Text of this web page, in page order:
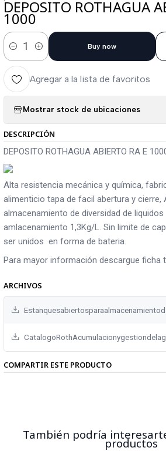
DEPOSITO ROTHAGUA
1000
Cantidad
Buy now
Agregar a la lista de favoritos
Mostrar stock de ubicaciones
DESCRIPCIÓN
DEPOSITO ROTHAGUA ABIERTO RA E
Alta resistencia mecánica y química,
alimenticio tapa de facil abertura y cierre,
almacenamiento de diversidad de
amlacenamiento 1,3Kg/L. Sin limite de
ser unidos en forma de bateria.
Para mayor información descargue ficha
ARCHIVOS
COMPARTIR ESTE PRODUCTO
También podría
productos